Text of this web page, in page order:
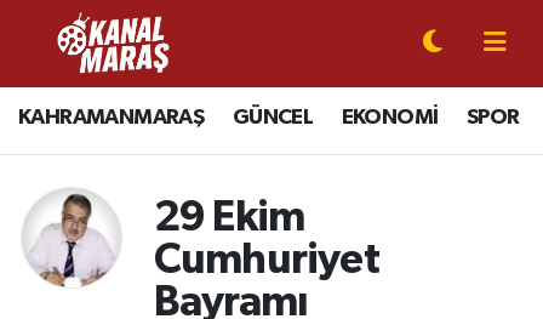
KAHRAMANMARAŞ GÜNCEL EKONOMİ SPOR
29 Ekim
Cumhuriyet
Bayramı
CANLI YAYIN
KAHRAMANMARAŞ
GÜNCEL
SPOR
Kahramanmaraş Nöbetçi Eczaneler
Kahramanmaraş Hava Durumu
Kahramanmaraş Namaz Vakitleri
Kahramanmaraş Trafik Yoğunluk Haritası